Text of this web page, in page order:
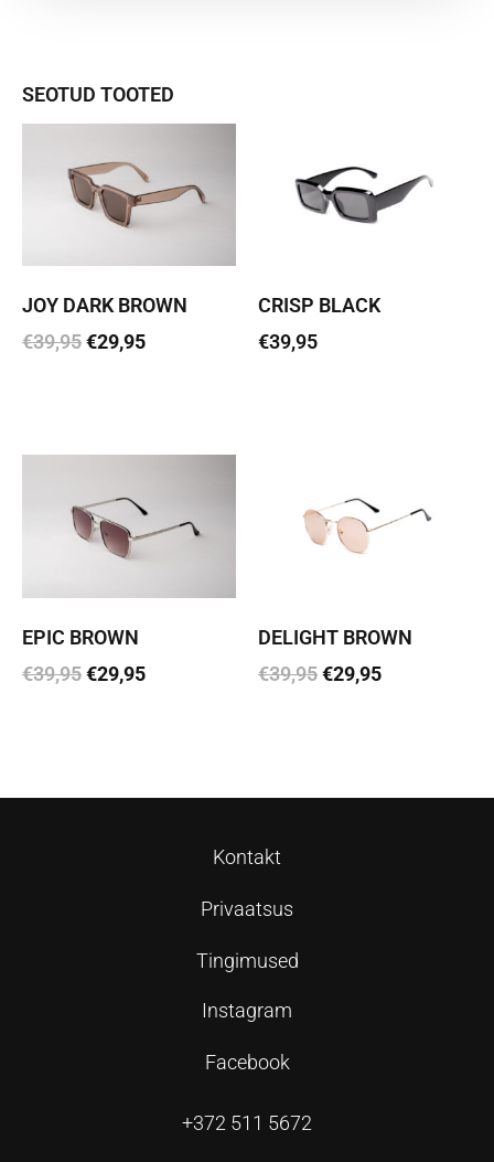
SEOTUD TOOTED
JOY DARK BROWN
€39,95€29,95
CRISP BLACK
€39,95
EPIC BROWN
€39,95€29,95
DELIGHT BROWN
€39,95€29,95
Kontakt
Privaatsus
Tingimused
Instagram
Facebook
+372 511 5672